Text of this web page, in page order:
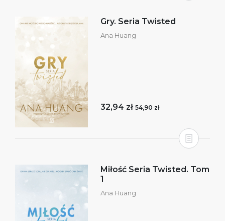
Gry. Seria Twisted
Ana Huang
32,94 zł 54,90 zł
Miłość Seria Twisted. Tom
1
Ana Huang